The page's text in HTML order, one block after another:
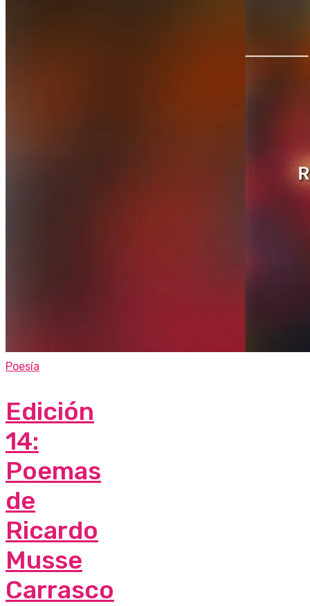
Poesía
Edición
14:
Poemas
de
Ricardo
Musse
Carrasco